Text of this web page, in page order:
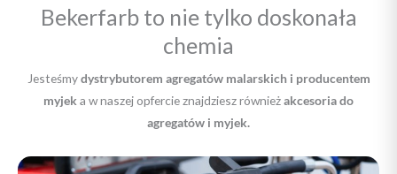
Bekerfarb to nie tylko doskonała
chemia
Jesteśmydystrybutorem agregatów malarskich i producentem
myjek a w naszej opfercie znajdziesz równieżakcesoria do
agregatów i myjek.